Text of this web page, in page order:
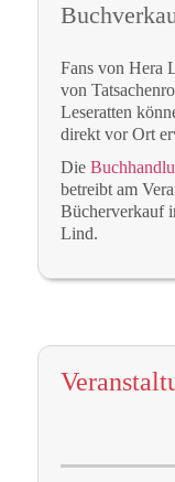
Fans von Hera
von
Leseratten
direkt vor Ort
Die
betreibt am
Bücherverkauf
Lind.